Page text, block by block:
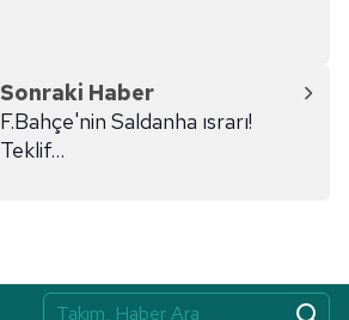
Sonraki Haber
F.Bahçe'nin Saldanha ısrarı!
Teklif...